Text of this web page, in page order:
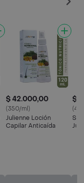
$ 42.000,00
(350/ml)
Julienne Loción
Capilar Anticaída
$